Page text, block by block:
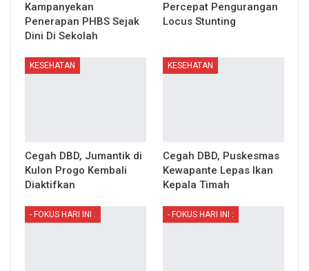
Kampanyekan
Penerapan PHBS Sejak
Dini Di Sekolah
Percepat Pengurangan
Locus Stunting
KESEHATAN
Cegah DBD, Jumantik di
Kulon Progo Kembali
Diaktifkan
KESEHATAN
Cegah DBD, Puskesmas
Kewapante Lepas Ikan
Kepala Timah
- FOKUS HARI INI : - FOKUS HARI INI :